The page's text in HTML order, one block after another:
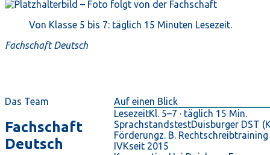
Von Klasse 5 bis 7: täglich 15 Minuten Lesezeit.
Fachschaft Deutsch
Das Team
Fachschaft
Deutsch
Auf einen Blick
LesezeitKl. 5–7 · täglich 15 Min.
SprachstandstestDuisburger DST
Förderungz. B. Rechtschreibtraining
IVKseit 2015